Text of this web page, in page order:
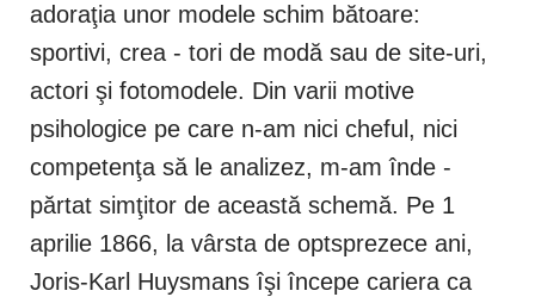
adoraţia unor modele schim bătoare:
sportivi, crea - tori de modă sau de site-uri,
actori şi fotomodele. Din varii motive
psihologice pe care n-am nici cheful, nici
competenţa să le analizez, m-am înde -
părtat simţitor de această schemă. Pe 1
aprilie 1866, la vârsta de optsprezece ani,
Joris-Karl Huysmans îşi începe cariera ca